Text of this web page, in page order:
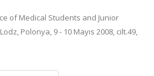
of Medical Students and Junior
Polonya, 9 - 10 Mayıs 2008, cilt.49,